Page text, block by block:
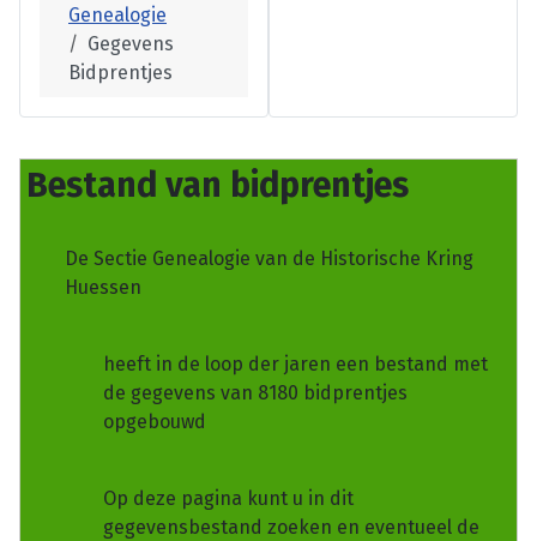
Genealogie
Gegevens
Bidprentjes
Bestand van bidprentjes
De Sectie Genealogie van de Historische Kring
Huessen
heeft in de loop der jaren een bestand met
de gegevens van 8180 bidprentjes
opgebouwd
Op deze pagina kunt u in dit
gegevensbestand zoeken en eventueel de